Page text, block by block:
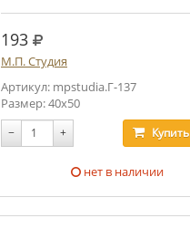
193 руб.
М.П. Студия
Артикул: mpstudia.Г-137
Размер: 40х50
− + Купить
нет в наличии